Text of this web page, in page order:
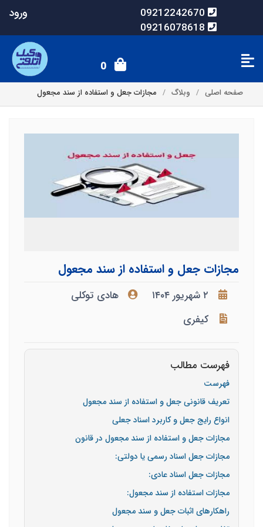
09212242670
09216078618
ورود
0
صفحه اصلی وبلاگ مجازات جعل و استفاده از سند مجعول
مجازات جعل و استفاده از سند مجعول
۲ شهریور ۱۴۰۴
هادی توکلی
کیفری
فهرست مطالب
فهرست
تعریف قانونی جعل و استفاده از سند مجعول
انواع رایج جعل و کاربرد اسناد جعلی
مجازات جعل و استفاده از سند مجعول در قانون
مجازات جعل اسناد رسمی یا دولتی:
مجازات جعل اسناد عادی:
مجازات استفاده از سند مجعول:
راهکارهای اثبات جعل و سند مجعول